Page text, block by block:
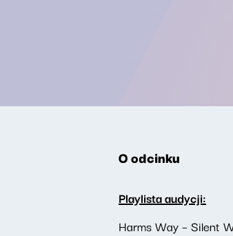
O odcinku
Playlista audycji:
Harms Way – Silent